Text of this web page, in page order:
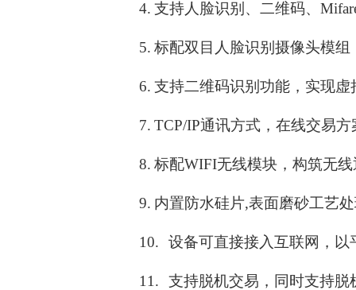
4. 支持人脸识别、二维码、
5. 标配双目人脸识别摄像头模
6. 支持二维码识别功能，实现
7. TCP/IP通讯方式，在线交易
8. 标配WIFI无线模块，构筑无
9. 内置防水硅片,表面磨砂工艺
10. 设备可直接接入互联网，
11. 支持脱机交易，同时支持